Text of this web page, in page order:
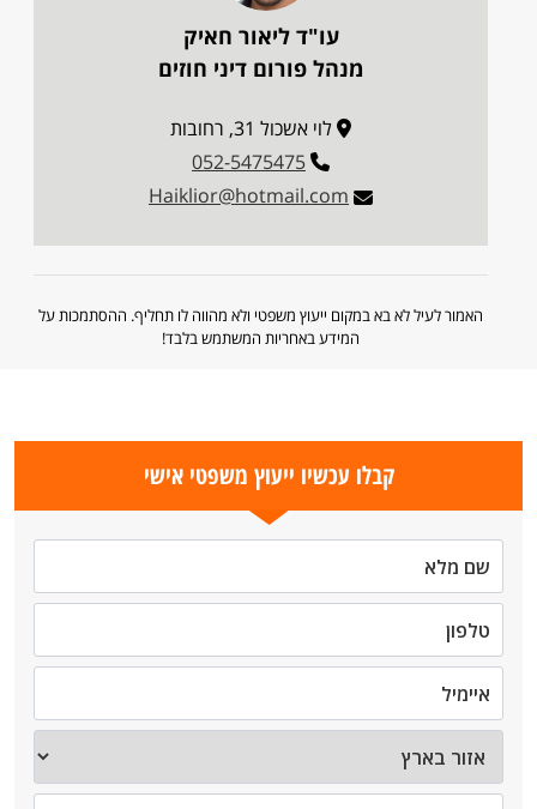
עו"ד ליאור חאיק
מנהל פורום דיני חוזים
לוי אשכול 31, רחובות
052-5475475
Haiklior@hotmail.com
האמור לעיל לא בא במקום ייעוץ משפטי ולא מהווה לו תחליף. ההסתמכות על
המידע באחריות המשתמש בלבד!
קבלו עכשיו ייעוץ משפטי אישי